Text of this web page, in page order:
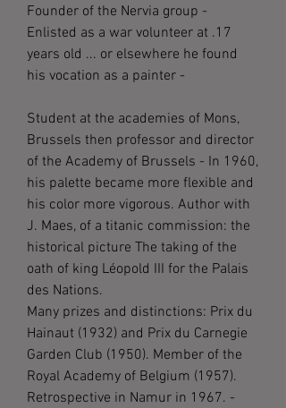
Founder of the Nervia group -
Enlisted as a war volunteer at .17
years old ... or elsewhere he found
his vocation as a painter -
Student at the academies of Mons,
Brussels then professor and director
of the Academy of Brussels - In 1960,
his palette became more flexible and
his color more vigorous. Author with
J. Maes, of a titanic commission: the
historical picture The taking of the
oath of king Léopold III for the Palais
des Nations.
Many prizes and distinctions: Prix du
Hainaut (1932) and Prix du Carnegie
Garden Club (1950). Member of the
Royal Academy of Belgium (1957).
Retrospective in Namur in 1967. -